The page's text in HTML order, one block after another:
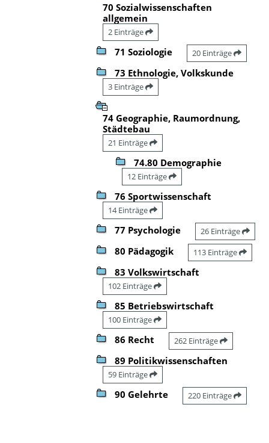
70 Sozialwissenschaften
allgemein
2 Einträge
71 Soziologie 20 Einträge
73 Ethnologie, Volkskunde
3 Einträge
74 Geographie, Raumordnung,
Städtebau
21 Einträge
74.80 Demographie
12 Einträge
76 Sportwissenschaft
14 Einträge
77 Psychologie 26 Einträge
80 Pädagogik 113 Einträge
83 Volkswirtschaft
102 Einträge
85 Betriebswirtschaft
100 Einträge
86 Recht 262 Einträge
89 Politikwissenschaften
59 Einträge
90 Gelehrte 220 Einträge